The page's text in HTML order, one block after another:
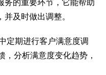
务的重要环节，它能帮助
及时做出调整。
定期进行客户满意度调
，分析满意度变化趋势，